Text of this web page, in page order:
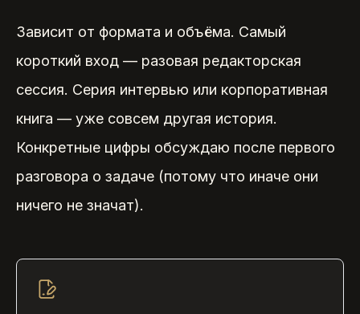
Зависит от формата и объёма. Самый
короткий вход — разовая редакторская
сессия. Серия интервью или корпоративная
книга — уже совсем другая история.
Конкретные цифры обсуждаю после первого
разговора о задаче (потому что иначе они
ничего не значат).